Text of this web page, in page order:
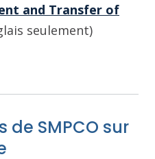
and Transfer of
seulement)
de SMPCO sur